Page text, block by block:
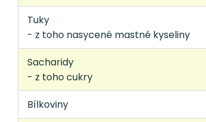
Tuky
- z toho nasycené mastné kyseliny
Sacharidy
- z toho cukry
Bílkoviny